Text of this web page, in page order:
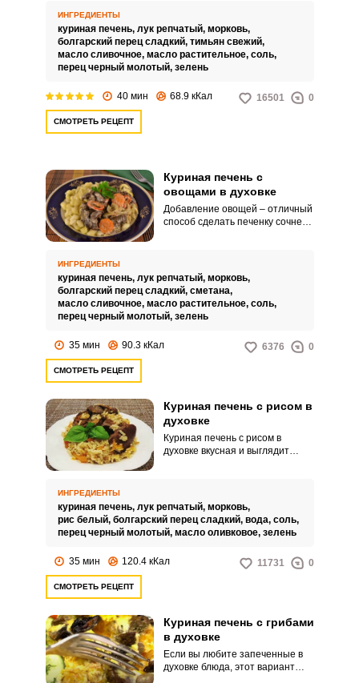
железом – это подходящее
блюдо.
ИНГРЕДИЕНТЫ
куриная печень, лук репчатый, морковь,
болгарский перец сладкий, тимьян свежий,
масло сливочное, масло растительное, соль,
перец черный молотый, зелень
40 мин 68.9 кКал 16501 0
СМОТРЕТЬ РЕЦЕПТ
Куриная печень с
овощами в духовке
Добавление овощей – отличный
способ сделать печенку сочнее.
ИНГРЕДИЕНТЫ
куриная печень, лук репчатый, морковь,
болгарский перец сладкий, сметана,
масло сливочное, масло растительное, соль,
перец черный молотый, зелень
35 мин 90.3 кКал 6376 0
СМОТРЕТЬ РЕЦЕПТ
Куриная печень с рисом в
духовке
Куриная печень с рисом в
духовке вкусная и выглядит
запекается одновременно с
гарниром. Заблаговременно
подготавливаем все
ингредиенты, укладываем их в
ИНГРЕДИЕНТЫ
куриная печень, лук репчатый, морковь,
рис белый, болгарский перец сладкий, вода, соль,
перец черный молотый, масло оливковое, зелень
35 мин 120.4 кКал 11731 0
СМОТРЕТЬ РЕЦЕПТ
Куриная печень с грибами
в духовке
Если вы любите запеченные в
духовке блюда, этот вариант
ВХОД НА САЙТ РЕГИСТРАЦИЯ
Войдите
с помощью социальных сетей:
или